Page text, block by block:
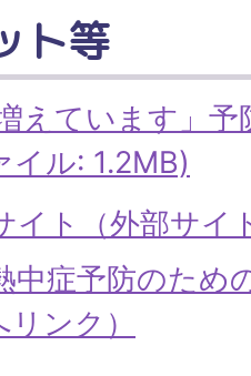
ト等
えています」
イル: 1.2MB)
イト（外部サイ
中症予防のため
ンク）